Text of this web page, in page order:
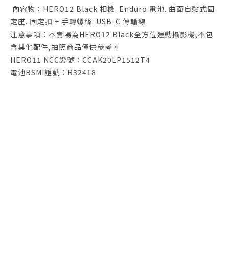
內容物：HERO12 Black 相機. Enduro 電池. 曲面自黏式固
定座. 固定扣 + 手轉螺絲. USB-C 傳輸線
注意事項：本賣場為HERO12 Black全方位運動攝影機,不包
含其他配件,拍照商品僅供參考。
HERO11 NCC證號：CCAK20LP1512T4
電池BSMI證號：R32418